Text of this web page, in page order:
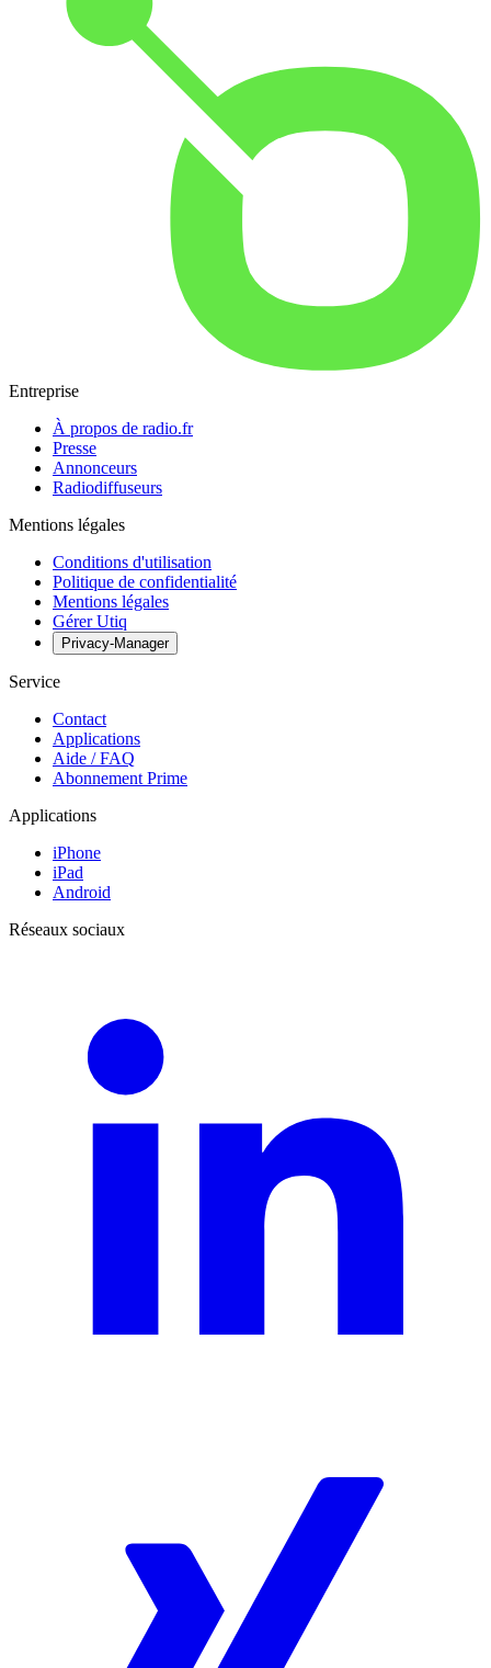
Entreprise
À propos de radio.fr
Presse
Annonceurs
Radiodiffuseurs
Mentions légales
Conditions d'utilisation
Politique de confidentialité
Mentions légales
Gérer Utiq
Privacy-Manager
Service
Contact
Applications
Aide / FAQ
Abonnement Prime
Applications
iPhone
iPad
Android
Réseaux sociaux